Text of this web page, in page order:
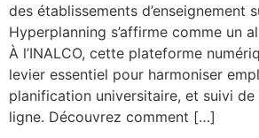
des établissements d’enseignement
Hyperplanning s’affirme comme un
À l’INALCO, cette plateforme
levier essentiel pour harmoniser
planification universitaire, et suivi
ligne. Découvrez comment […]